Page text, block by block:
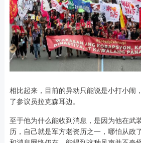
相比起来，目前的异动只能说是小打小闹
了参议员拉克森耳边。
至于他为什么能收到消息，是因为他在武
历，自己就是军方老资历之一，哪怕从政